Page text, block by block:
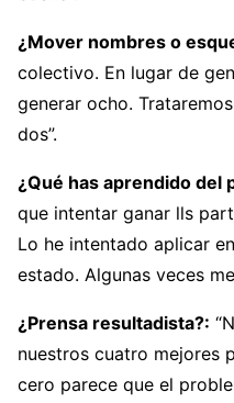
¿Mover nombres o
colectivo. En lugar de
generar ocho.
dos”.
¿Qué has aprendido del
que intentar ganar lls
Lo he intentado aplicar
estado. Algunas veces
¿Prensa resultadista?:
nuestros cuatro mejores
cero parece que el